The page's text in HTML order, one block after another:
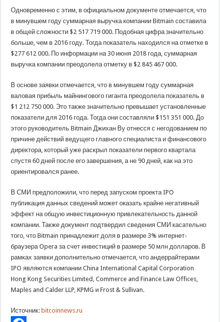
Одновременно с этим, в официальном документе отмечается, что
в минувшем году суммарная выручка компании Bitmain составила
в общей сложности $2 517 719 000. Подобная цифра значительно
больше, чем в 2016 году. Тогда показатель находился на отметке в
$277 612 000. По информации на 30 июня 2018 года, суммарная
выручка компании преодолела отметку в $2 845 467 000.
В основе заявки отмечается, что в минувшем году суммарная
валовая прибыль майнингового гиганта преодолела показатель в
$1 212 750 000. Это также значительно превышает установленные
показатели для 2016 года. Тогда они составляли $151 351 000. До
этого руководитель Bitmain Джихан Ву отнесся с негодованием по
причине действий ведущего главного специалиста и финансового
директора, который уже раскрыл показатели первого квартала
спустя 60 дней после его завершения, а не 90 дней, как на это
ориентировался ранее.
В СМИ предположили, что перед запуском проекта IPO
публикация данных сведений может оказать крайне негативный
эффект на общую инвестиционную привлекательность данной
компании. Также документ подтвердил сведения СМИ касательно
того, что Bitmain принадлежит доля в размере 3% интернет-
браузера Opera за счет инвестиций в размере 50 млн долларов. В
рамках заявки дополнительно отмечается, что андеррайтерами
IPO являются компании China International Capital Corporation
Hong Kong Securities Limited, Commerce and Finance Law Offices,
Maples and Calder LLP, KPMG и Frost & Sullivan.
Источник: bitcoinnews.ru